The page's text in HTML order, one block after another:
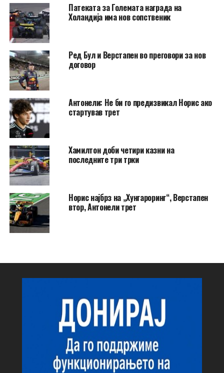
Патеката за Големата награда на
Холандија има нов сопственик
Ред Бул и Верстапен во преговори за нов
договор
Антонели: Не би го предизвикал Норис ако
стартував трет
Хамилтон доби четири казни на
последните три трки
Норис најбрз на „Хунгароринг“, Верстапен
втор, Антонели трет